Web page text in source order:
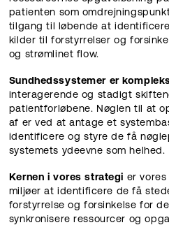
patienten som
tilgang til løbende at
kilder til forstyrrelser og
og strømlinet flow.
Sundhedssystemer er
interagerende og stadigt
patientforløbene. Nøglen til at
af er ved at antage et
identificere og styre de få
systemets ydeevne som helhed.
Kernen i vores strategi er
miljøer at identificere de få
forstyrrelse og forsinkelse for
synkronisere ressourcer og